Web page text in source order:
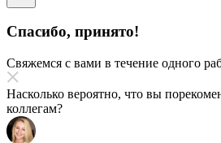
Спасибо, принято!
Свяжемся с вами в течение одного
Насколько вероятно, что вы
коллегам?